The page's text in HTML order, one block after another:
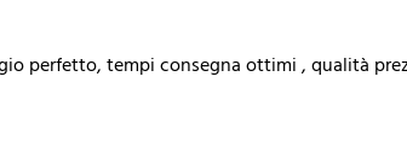
perfetto, tempi consegna ottimi , qualità